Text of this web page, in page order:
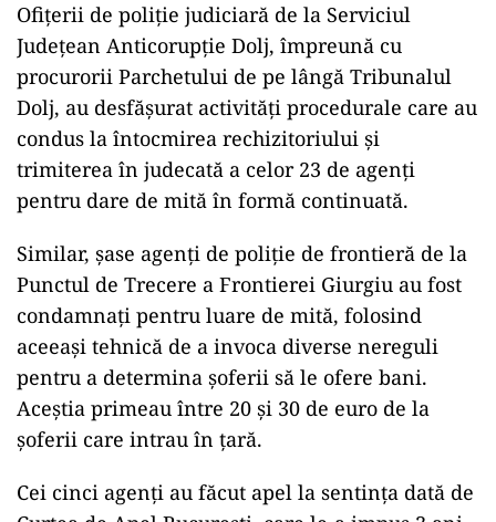
Ofițerii de poliție judiciară de la Serviciul
Județean Anticorupție Dolj, împreună cu
procurorii Parchetului de pe lângă Tribunalul
Dolj, au desfășurat activități procedurale care au
condus la întocmirea rechizitoriului și
trimiterea în judecată a celor 23 de agenți
pentru dare de mită în formă continuată.
Similar, șase agenți de poliție de frontieră de la
Punctul de Trecere a Frontierei Giurgiu au fost
condamnați pentru luare de mită, folosind
aceeași tehnică de a invoca diverse nereguli
pentru a determina șoferii să le ofere bani.
Aceștia primeau între 20 și 30 de euro de la
șoferii care intrau în țară.
Cei cinci agenți au făcut apel la sentința dată de